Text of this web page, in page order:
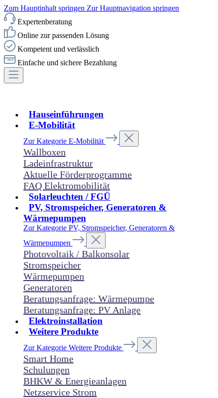
Zum Hauptinhalt springen Zur Hauptnavigation springen
Expertenberatung
Online zur passenden Lösung
Kompetent und verlässlich
Einfache und sichere Bezahlung
Hauseinführungen
E-Mobilität
Zur Kategorie E-Mobilität
Wallboxen
Ladeinfrastruktur
Aktuelle Förderprogramme
FAQ Elektromobilität
Solarleuchten / FGÜ
PV, Stromspeicher, Generatoren &
Wärmepumpen
Zur Kategorie PV, Stromspeicher, Generatoren &
Wärmepumpen
Photovoltaik / Balkonsolar
Stromspeicher
Wärmepumpen
Generatoren
Beratungsanfrage: Wärmepumpe
Beratungsanfrage: PV Anlage
Elektroinstallation
Weitere Produkte
Zur Kategorie Weitere Produkte
Smart Home
Schulungen
BHKW & Energieanlagen
Netzservice Strom